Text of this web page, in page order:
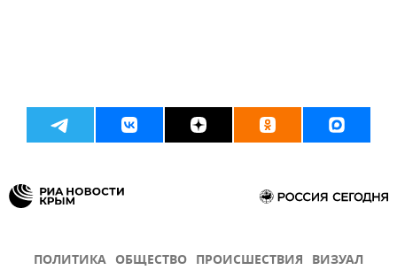
ПОЛИТИКА ОБЩЕСТВО ПРОИСШЕСТВИЯ ВИЗУАЛ